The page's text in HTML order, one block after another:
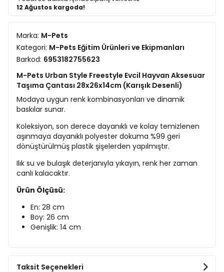
12 Ağustos kargoda!
Marka: M-Pets
Kategori: M-Pets Eğitim Ürünleri ve Ekipmanları
Barkod: 6953182755623
M-Pets Urban Style Freestyle Evcil Hayvan Aksesuar
Taşıma Çantası 28x26x14cm (Karışık Desenli)
Modaya uygun renk kombinasyonları ve dinamik
baskılar sunar.
Koleksiyon, son derece dayanıklı ve kolay temizlenen
aşınmaya dayanıklı polyester dokuma %99 geri
dönüştürülmüş plastik şişelerden yapılmıştır.
Ilık su ve bulaşık deterjanıyla yıkayın, renk her zaman
canlı kalacaktır.
Ürün Ölçüsü:
En: 28 cm
Boy: 26 cm
Genişlik: 14 cm
Taksit Seçenekleri